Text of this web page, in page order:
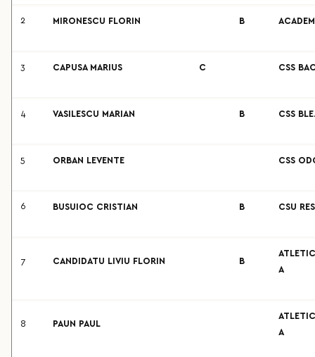
2 MIRONESCU FLORIN B
3 CAPUSA MARIUS C CSS
4 VASILESCU MARIAN B CSS
5 ORBAN LEVENTE CSS
6 BUSUIOC CRISTIAN B CSU
7 CANDIDATU LIVIU FLORIN B
A
8 PAUN PAUL
A